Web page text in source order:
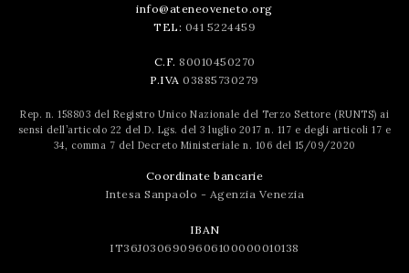
info@ateneoveneto.org
TEL: 041 5224459
C.F. 80010450270
P.IVA 03885730279
Rep. n. 158803 del Registro Unico Nazionale del Terzo Settore (RUNTS) ai
sensi dell’articolo 22 del D. Lgs. del 3 luglio 2017 n. 117 e degli articoli 17 e
34, comma 7 del Decreto Ministeriale n. 106 del 15/09/2020
Coordinate bancarie
Intesa Sanpaolo - Agenzia Venezia
IBAN
IT36J0306909606100000010138